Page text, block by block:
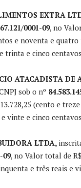
EXTRA
0001-09, no
e noventa e
trinta e cinco
ATACADISTA DE
sob o nº
(cento e
vinte e cinco
LTDA,
09, no Valor total de
e três reais e